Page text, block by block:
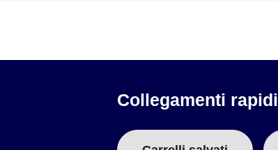
Collegamenti rapidi